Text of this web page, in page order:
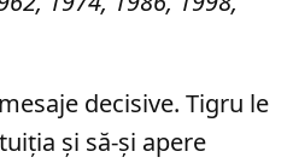
decisive. Tigru le
și să-și apere